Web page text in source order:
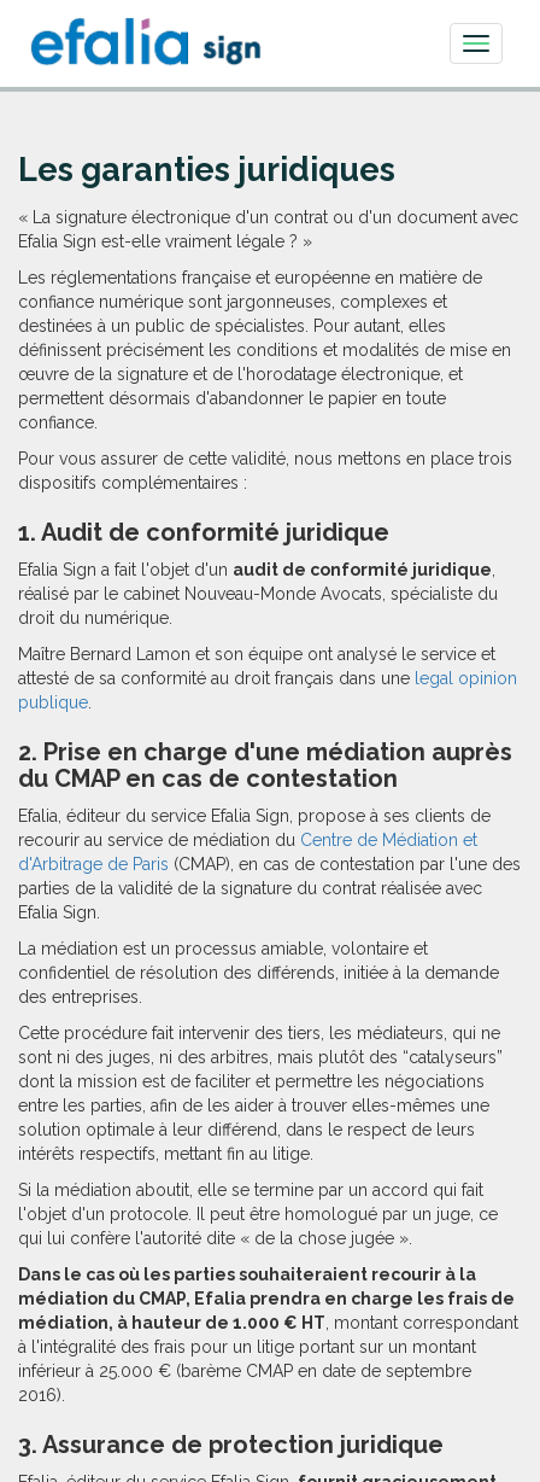
Toggle
Les garanties juridiques
« La signature électronique d'un contrat ou d'un document avec
Efalia Sign est-elle vraiment légale ? »
Les réglementations française et européenne en matière de
confiance numérique sont jargonneuses, complexes et
destinées à un public de spécialistes. Pour autant, elles
définissent précisément les conditions et modalités de mise en
œuvre de la signature et de l'horodatage électronique, et
permettent désormais d'abandonner le papier en toute
confiance.
Pour vous assurer de cette validité, nous mettons en place trois
dispositifs complémentaires :
1. Audit de conformité juridique
Efalia Sign a fait l'objet d'un audit de conformité juridique
réalisé par le cabinet Nouveau-Monde Avocats, spécialiste du
droit du numérique.
Maître Bernard Lamon et son équipe ont analysé le service et
attesté de sa conformité au droit français dans une legal opinion
publique
2. Prise en charge d'une médiation auprès
du CMAP en cas de contestation
Efalia, éditeur du service Efalia Sign, propose à ses clients de
recourir au service de médiation du Centre de Médiation et
d'Arbitrage de Paris (CMAP), en cas de contestation par l'une des
parties de la validité de la signature du contrat réalisée avec
Efalia Sign.
La médiation est un processus amiable, volontaire et
confidentiel de résolution des différends, initiée à la demande
des entreprises.
Cette procédure fait intervenir des tiers, les médiateurs, qui ne
sont ni des juges, ni des arbitres, mais plutôt des “catalyseurs”
dont la mission est de faciliter et permettre les négociations
entre les parties, afin de les aider à trouver elles-mêmes une
solution optimale à leur différend, dans le respect de leurs
intérêts respectifs, mettant fin au litige.
Si la médiation aboutit, elle se termine par un accord qui fait
l'objet d'un protocole. Il peut être homologué par un juge, ce
qui lui confère l'autorité dite « de la chose jugée ».
Dans le cas où les parties souhaiteraient recourir à la
médiation du CMAP, Efalia prendra en charge les frais de
médiation, à hauteur de 1.000 € HT , montant correspondant
à l'intégralité des frais pour un litige portant sur un montant
inférieur à 25.000 € (barème CMAP en date de septembre
2016).
3. Assurance de protection juridique